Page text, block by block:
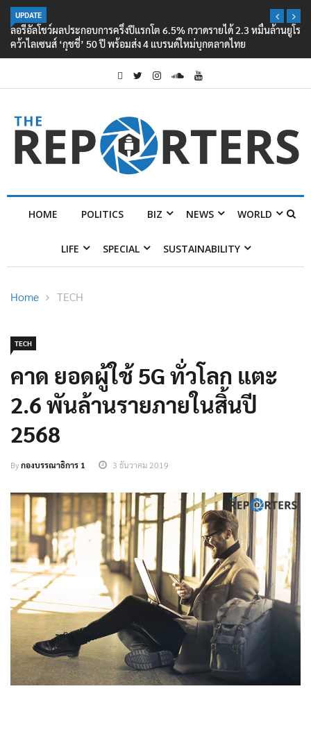
UPDATE
ลอรีอัลโชว์ผลประกอบการครึ่งปีแรกโต 6.5% กวาดรายได้ 2.3 หมื่นล้านยูโร
คว้าไลเซนส์ ‘กุชชี่’ 50 ปี พร้อมส่ง 4 แบรนด์ใหม่บุกตลาดไทย
HOME POLITICS BIZ NEWS WORLD
LIFE SPECIAL SUSTAINABILITY
Home TECH
TECH
คาด ยอดผู้ใช้ 5G ทั่วโลก แตะ
2.6 พันล้านรายภายในสิ้นปี
2568
Byกองบรรณาธิการ 1 3 ธันวาคม 2019